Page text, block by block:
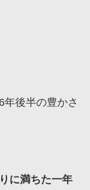
後半の豊かさ
に満ちた一年